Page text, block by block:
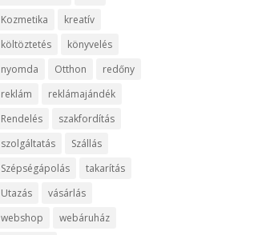
Kozmetika
kreatív
költöztetés
könyvelés
nyomda
Otthon
redőny
reklám
reklámajándék
Rendelés
szakfordítás
szolgáltatás
Szállás
Szépségápolás
takarítás
Utazás
vásárlás
webshop
webáruház